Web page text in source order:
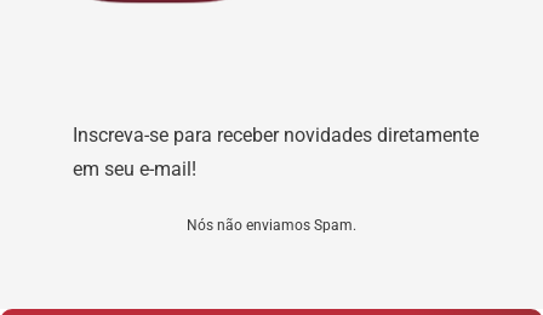
Inscreva-se para receber novidades diretamente
em seu e-mail!
Nós não enviamos Spam.